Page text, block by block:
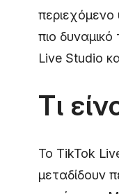
πιο
Live Studio
Τι
To TikTok
μεταδίδουν